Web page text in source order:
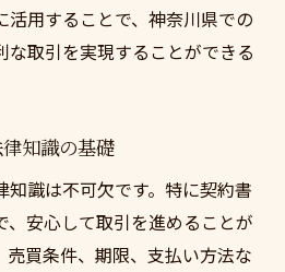
活用することで、神奈川県での
取引を実現することができる
知識の基礎
識は不可欠です。特に契約書
、安心して取引を進めることが
売買条件、期限、支払い方法な